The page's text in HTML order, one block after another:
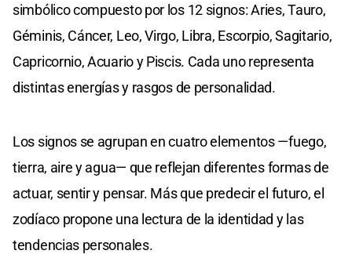
simbólico compuesto por los 12 signos: Aries, Tauro,
Géminis, Cáncer, Leo, Virgo, Libra, Escorpio, Sagitario,
Capricornio, Acuario y Piscis. Cada uno representa
distintas energías y rasgos de personalidad.
Los signos se agrupan en cuatro elementos —fuego,
tierra, aire y agua— que reflejan diferentes formas de
actuar, sentir y pensar. Más que predecir el futuro, el
zodíaco propone una lectura de la identidad y las
tendencias personales.